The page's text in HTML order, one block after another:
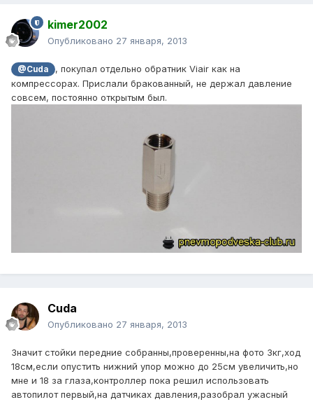
kimer2002
Опубликовано 27 января, 2013
@Cuda
, покупал отдельно обратник Viair как на
компрессорах. Прислали бракованный, не держал давление
совсем, постоянно открытым был.
Cuda
Опубликовано 27 января, 2013
Значит стойки передние собранны,проверенны,на фото 3кг,ход
18см,если опустить нижний упор можно до 25см увеличить,но
мне и 18 за глаза,контроллер пока решил использовать
автопилот первый,на датчиках давления,разобрал ужасный